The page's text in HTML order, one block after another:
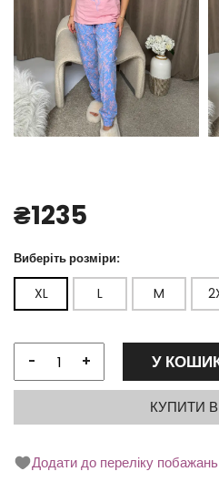
₴1235
Виберіть розміри:
XL L M
- + У
КУПИТИ В
Додати до переліку побажань